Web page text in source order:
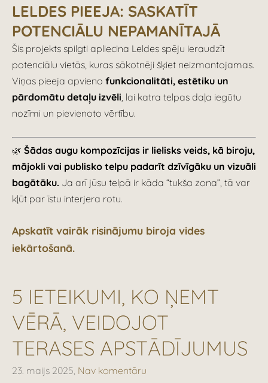
LELDES PIEEJA: SASKATĪT
POTENCIĀLU NEPAMANĪTAJĀ
Šis projekts spilgti apliecina Leldes spēju ieraudzīt
potenciālu vietās, kuras sākotnēji šķiet neizmantojamas.
Viņas pieeja apvieno funkcionalitāti, estētiku un
pārdomātu detaļu izvēli , lai katra telpas daļa iegūtu
nozīmi un pievienoto vērtību.
🌿 Šādas augu kompozīcijas ir lielisks veids, kā biroju,
mājokli vai publisko telpu padarīt dzīvīgāku un vizuāli
bagātāku. Ja arī jūsu telpā ir kāda “tukša zona”, tā var
kļūt par īstu interjera rotu.
Apskatīt vairāk risinājumu biroja vides
iekārtošanā.
5 IETEIKUMI, KO ŅEMT
VĒRĀ, VEIDOJOT
TERASES APSTĀDĪJUMUS
23. maijs 2025, Nav komentāru